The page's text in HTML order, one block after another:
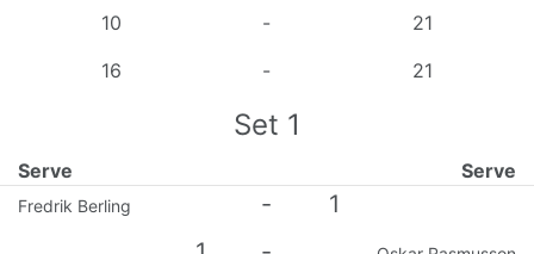
10 -
21
16
- 21
Set 1
Serve Serve
Fredrik Berling -
1